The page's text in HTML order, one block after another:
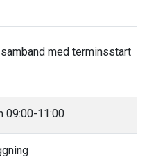
med terminsstart
09:00-11:00